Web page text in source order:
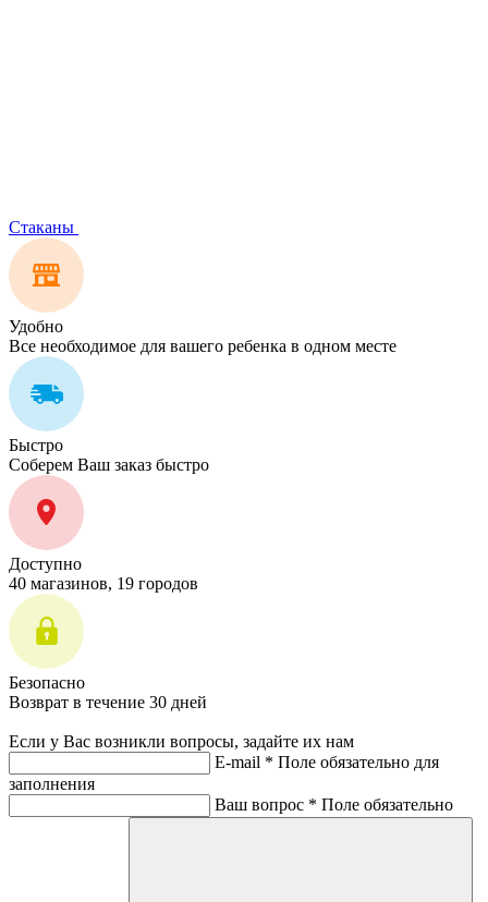
Стаканы
Удобно
Все необходимое для вашего ребенка в одном месте
Быстро
Соберем Ваш заказ быстро
Доступно
40 магазинов, 19 городов
Безопасно
Возврат в течение 30 дней
Если у Вас возникли вопросы, задайте их нам
E-mail * Поле обязательно для
заполнения
Ваш вопрос * Поле обязательно